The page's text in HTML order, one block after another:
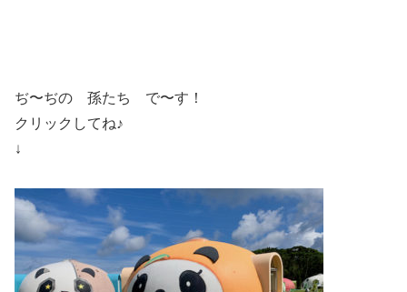
ぢ〜ぢの 孫たち で〜す！
クリックしてね♪
↓